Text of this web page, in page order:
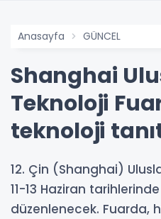
Anasayfa GÜNCEL
Shanghai
Teknoloji
teknoloji
12. Çin (Shanghai)
11-13 Haziran
düzenlenecek. Fuarda,